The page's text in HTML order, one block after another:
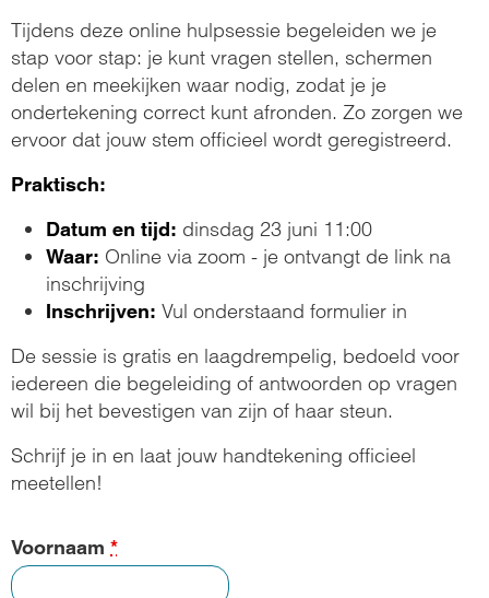
Tijdens deze online hulpsessie begeleiden we je
stap voor stap: je kunt vragen stellen, schermen
delen en meekijken waar nodig, zodat je je
ondertekening correct kunt afronden. Zo zorgen we
ervoor dat jouw stem officieel wordt geregistreerd.
Praktisch:
Datum en tijd: dinsdag 23 juni 11:00
Waar: Online via zoom - je ontvangt de link na
inschrijving
Inschrijven: Vul onderstaand formulier in
De sessie is gratis en laagdrempelig, bedoeld voor
iedereen die begeleiding of antwoorden op vragen
wil bij het bevestigen van zijn of haar steun.
Schrijf je in en laat jouw handtekening officieel
meetellen!
Voornaam *